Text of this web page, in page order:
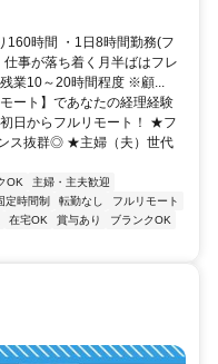
160時間 ・1日8時間勤務(フ
事が落ち着く月半ばはフレ
業10～20時間程度 ※顧...
ート】であなたの経理経験
日からフルリモート！ ★フ
ス抜群◎ ★主婦（夫）世代
OK
主婦・主夫歓迎
定時間制 転勤なし
フルリモート
在宅OK 賞与あり
ブランクOK